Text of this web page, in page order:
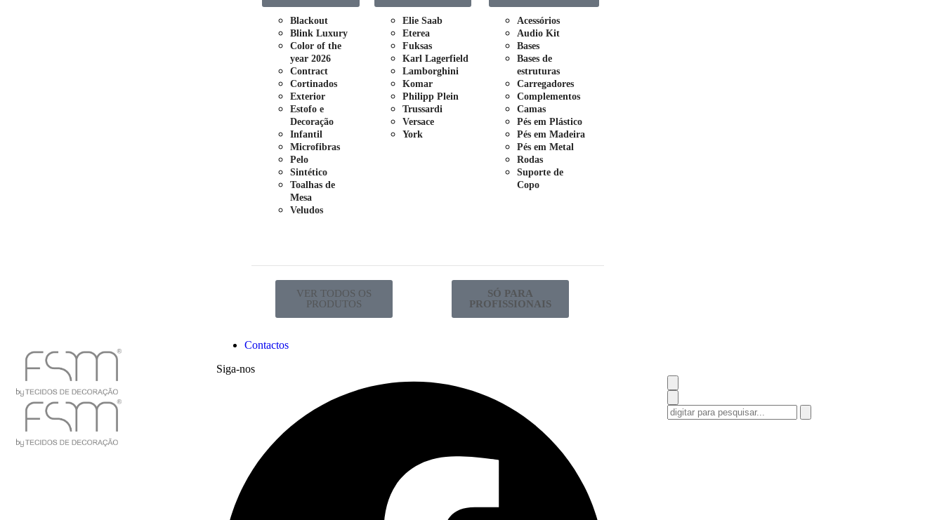
Blackout
Blink Luxury
Color of the
year 2026
Contract
Cortinados
Exterior
Estofo e
Decoração
Infantil
Microfibras
Pelo
Sintético
Toalhas de
Mesa
Veludos
Elie Saab
Eterea
Fuksas
Karl Lagerfield
Lamborghini
Komar
Philipp Plein
Trussardi
Versace
York
Acessórios
Audio Kit
Bases
Bases de
estruturas
Carregadores
Complementos
Camas
Pés em Plástico
Pés em Madeira
Pés em Metal
Rodas
Suporte de
Copo
VER TODOS OS
PRODUTOS
SÓ PARA
PROFISSIONAIS
Contactos
Siga-nos